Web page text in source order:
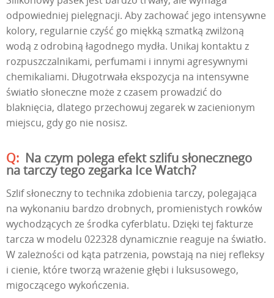
odpowiedniej pielęgnacji. Aby zachować jego intensywne
kolory, regularnie czyść go miękką szmatką zwilżoną
wodą z odrobiną łagodnego mydła. Unikaj kontaktu z
rozpuszczalnikami, perfumami i innymi agresywnymi
chemikaliami. Długotrwała ekspozycja na intensywne
światło słoneczne może z czasem prowadzić do
blaknięcia, dlatego przechowuj zegarek w zacienionym
miejscu, gdy go nie nosisz.
Na czym polega efekt szlifu słonecznego
na tarczy tego zegarka Ice Watch?
Szlif słoneczny to technika zdobienia tarczy, polegająca
na wykonaniu bardzo drobnych, promienistych rowków
wychodzących ze środka cyferblatu. Dzięki tej fakturze
tarcza w modelu 022328 dynamicznie reaguje na światło.
W zależności od kąta patrzenia, powstają na niej refleksy
i cienie, które tworzą wrażenie głębi i luksusowego,
migoczącego wykończenia.